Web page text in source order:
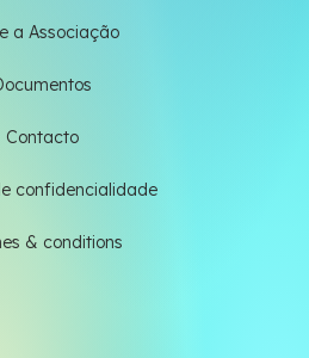
a Associação
Contacto
confidencialidade
& conditions